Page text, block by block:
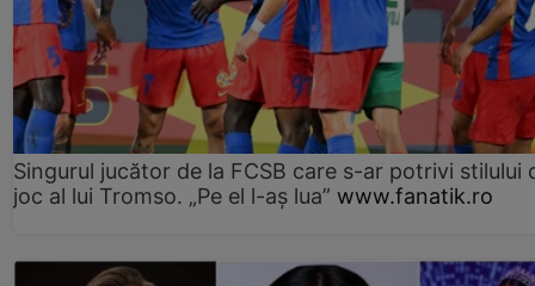
Singurul jucător de la FCSB care s-ar potrivi stilului
joc al lui Tromso. „Pe el l-aș lua” www.fanatik.ro